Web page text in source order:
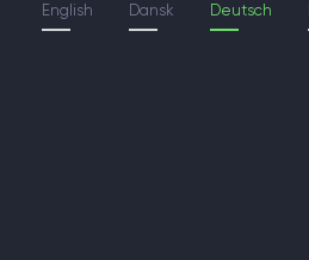
Deutsch
Dansk
English